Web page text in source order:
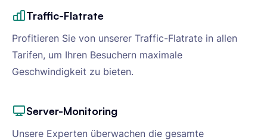
Traffic-Flatrate
Profitieren Sie von unserer Traffic-Flatrate in allen
Tarifen, um Ihren Besuchern maximale
Geschwindigkeit zu bieten.
Server-Monitoring
Unsere Experten überwachen die gesamte